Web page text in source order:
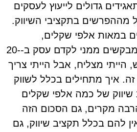
גדולים לייעוץ לעסקים
מההפרשים בתקציבי השיווק.
במאות אלפי שקלים,
במינימום, ואם היו מבקשים ממני לקדם עסק ב-20-
הייתי מצליח, אבל הייתי צריך
איך מתחילים בכלל לשווק
של כמה אלפי שקלים
מקרים, גם הסכום הזה
להם בכלל תקציב שיווק, גם